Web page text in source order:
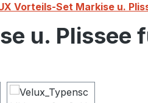
Vorteils-Set Markise u.
u. Plissee